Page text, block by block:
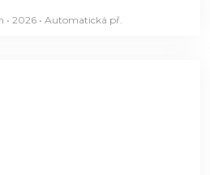
• 2026 • Automatická př.